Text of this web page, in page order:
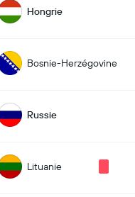
Hongrie
Bosnie-Herzégovine
Russie
Lituanie